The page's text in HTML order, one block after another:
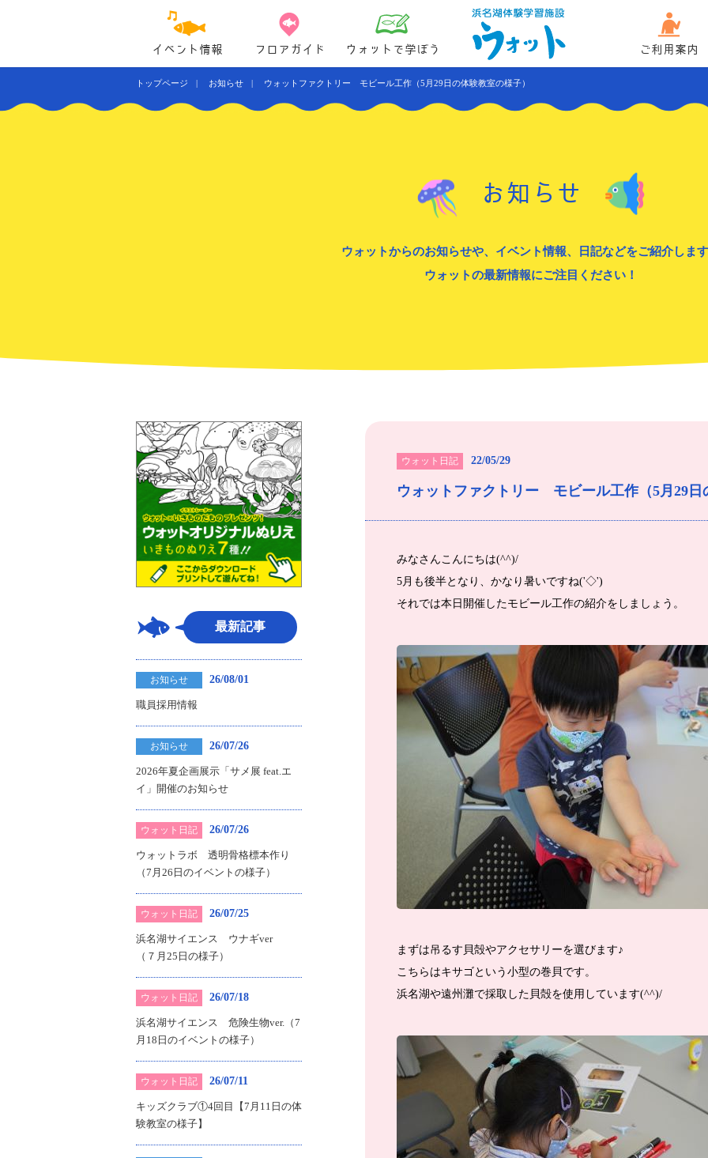
イベント情報 フロアガイド ウォットで学ぼう ご利用案内
トップページ お知らせ ウォットファクトリー モビール工作（5月29日の体験教室の様子）
お知らせ
ウォットからのお知らせや、イベント情報、日記などをご紹介しま
ウォットの最新情報にご注目ください！
ウォット日記 22/05/29
ウォットファクトリー モビール工作（5月29日
みなさんこんにちは(^^)/
5月も後半となり、かなり暑いですね('◇')ゞ
それでは本日開催したモビール工作の紹介をしましょう。
まずは吊るす貝殻やアクセサリーを選びます♪
こちらはキサゴという小型の巻貝です。
浜名湖や遠州灘で採取した貝殻を使用しています(^^)/
最新記事
お知らせ 26/08/01
職員採用情報
お知らせ 26/07/26
2026年夏企画展示「サメ展 feat.エ
イ」開催のお知らせ
ウォット日記 26/07/26
ウォットラボ 透明骨格標本作り
（7月26日のイベントの様子）
ウォット日記 26/07/25
浜名湖サイエンス ウナギver
（７月25日の様子）
ウォット日記 26/07/18
浜名湖サイエンス 危険生物ver.（7
月18日のイベントの様子）
ウォット日記 26/07/11
キッズクラブ①4回目【7月11日の体
験教室の様子】